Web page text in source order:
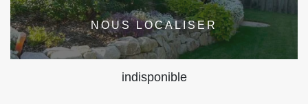
NOUS LOCALISER
indisponible